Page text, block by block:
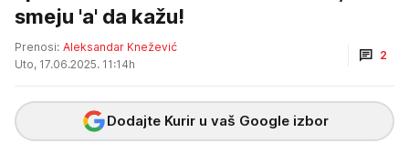
smeju 'a' da kažu!
Prenosi: Aleksandar Knežević
Uto, 17.06.2025. 11:14h
2
Dodajte Kurir u vaš Google izbor